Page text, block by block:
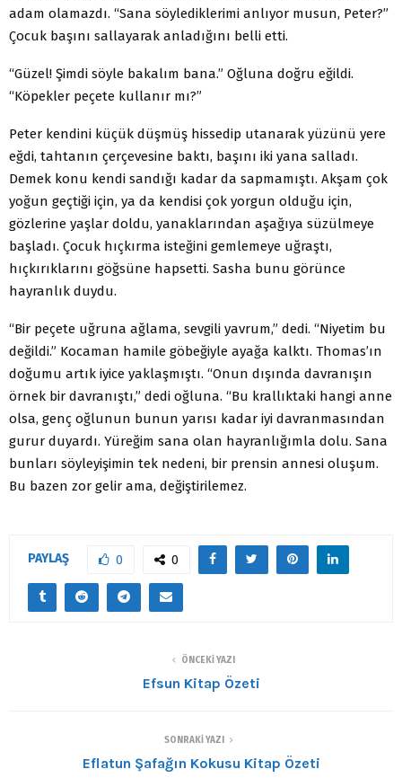
adam olamazdı. “Sana söylediklerimi anlıyor musun, Peter?”
Çocuk başını sallayarak anladığını belli etti.
“Güzel! Şimdi söyle bakalım bana.” Oğluna doğru eğildi.
“Köpekler peçete kullanır mı?”
Peter kendini küçük düşmüş hissedip utanarak yüzünü yere
eğdi, tahtanın çerçevesine baktı, başını iki yana salladı.
Demek konu kendi sandığı kadar da sapmamıştı. Akşam çok
yoğun geçtiği için, ya da kendisi çok yorgun olduğu için,
gözlerine yaşlar doldu, yanaklarından aşağıya süzülmeye
başladı. Çocuk hıçkırma isteğini gemlemeye uğraştı,
hıçkırıklarını göğsüne hapsetti. Sasha bunu görünce
hayranlık duydu.
“Bir peçete uğruna ağlama, sevgili yavrum,” dedi. “Niyetim bu
değildi.” Kocaman hamile göbeğiyle ayağa kalktı. Thomas’ın
doğumu artık iyice yaklaşmıştı. “Onun dışında davranışın
örnek bir davranıştı,” dedi oğluna. “Bu krallıktaki hangi anne
olsa, genç oğlunun bunun yarısı kadar iyi davranmasından
gurur duyardı. Yüreğim sana olan hayranlığımla dolu. Sana
bunları söyleyişimin tek nedeni, bir prensin annesi oluşum.
Bu bazen zor gelir ama, değiştirilemez.
PAYLAŞ 0 0
ÖNCEKI YAZI
Efsun Kitap Özeti
SONRAKI YAZI
Eflatun Şafağın Kokusu Kitap Özeti